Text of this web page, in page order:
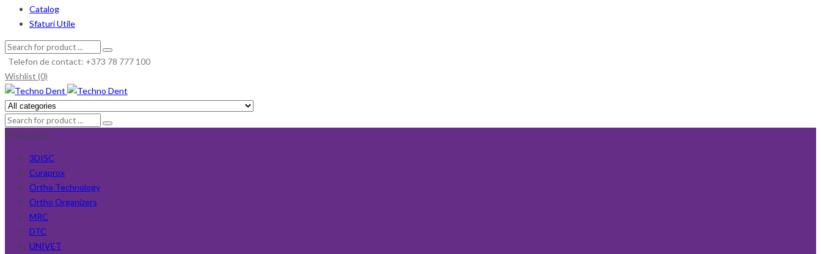
Catalog
Sfaturi Utile
Telefon de contact: +373 78 777 100
Wishlist (0)
Producători
3DISC
Curaprox
Ortho Technology
Ortho Organizers
MRC
DTC
UNIVET